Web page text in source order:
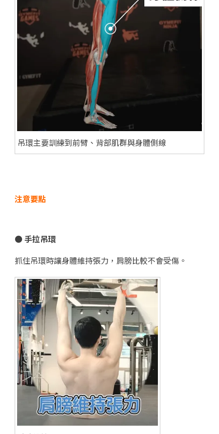
吊環主要訓練到前臂、背部肌群與身體側線
注意要點
● 手拉吊環
抓住吊環時讓身體維持張力，肩膀比較不會受傷。